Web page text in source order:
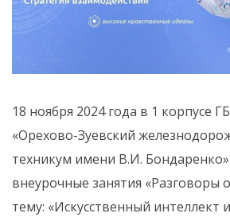
18 ноября 2024 года в 1 корпусе
«Орехово-Зуевский
техникум имени В.И.
внеурочные занятия «Разговоры
тему: «Искусственный интеллект